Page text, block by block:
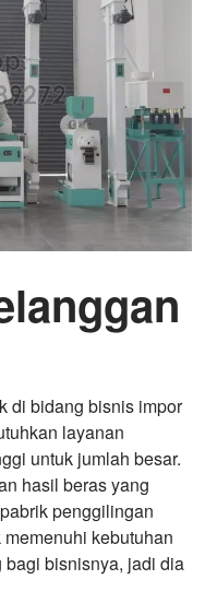
di bidang bisnis impor
layanan
untuk jumlah besar.
hasil beras yang
penggilingan
kebutuhan
bagi bisnisnya, jadi dia